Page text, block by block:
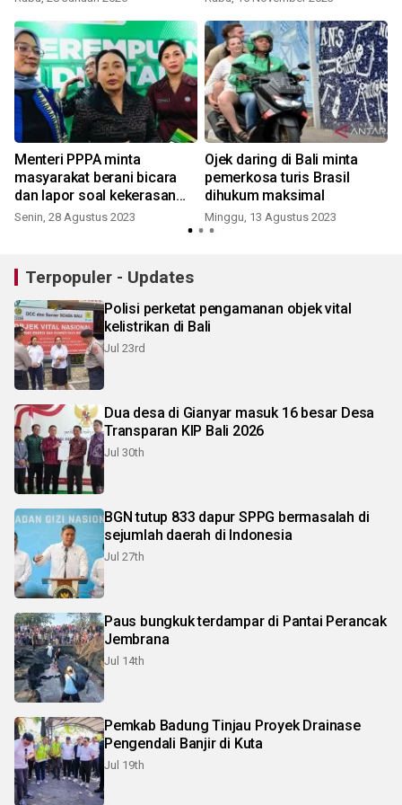
Menteri PPPA minta
masyarakat berani bicara
dan lapor soal kekerasan
seksual
Senin, 28 Agustus 2023
Ojek daring di Bali minta
pemerkosa turis Brasil
dihukum maksimal
Minggu, 13 Agustus 2023
Terpopuler - Updates
Polisi perketat pengamanan objek vital
kelistrikan di Bali
Jul 23rd
Dua desa di Gianyar masuk 16 besar Desa
Transparan KIP Bali 2026
Jul 30th
BGN tutup 833 dapur SPPG bermasalah di
sejumlah daerah di Indonesia
Jul 27th
Paus bungkuk terdampar di Pantai Perancak
Jembrana
Jul 14th
Pemkab Badung Tinjau Proyek Drainase
Pengendali Banjir di Kuta
Jul 19th